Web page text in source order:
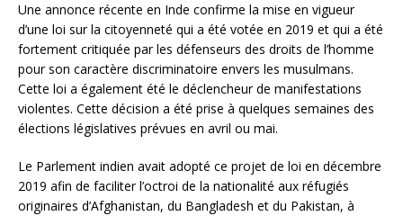
Une annonce récente en Inde confirme la mise en vigueur
d’une loi sur la citoyenneté qui a été votée en 2019 et qui a été
fortement critiquée par les défenseurs des droits de l’homme
pour son caractère discriminatoire envers les musulmans.
Cette loi a également été le déclencheur de manifestations
violentes. Cette décision a été prise à quelques semaines des
élections législatives prévues en avril ou mai.
Le Parlement indien avait adopté ce projet de loi en décembre
2019 afin de faciliter l’octroi de la nationalité aux réfugiés
originaires d’Afghanistan, du Bangladesh et du Pakistan, à